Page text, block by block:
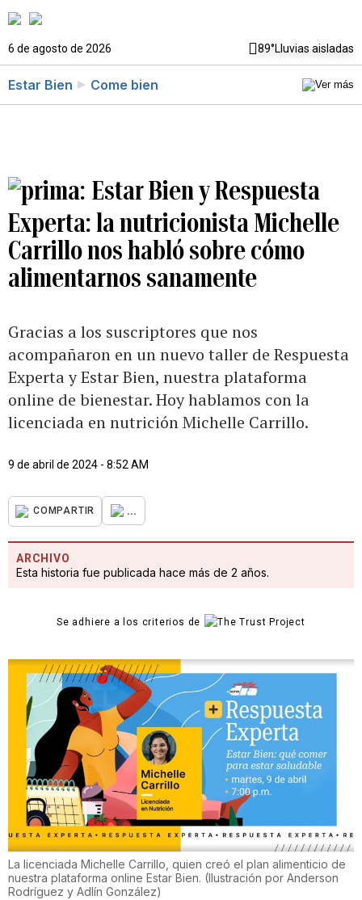
6 de agosto de 2026 89°Lluvias aisladas
Estar Bien Come bien
Estar Bien y Respuesta
Experta: la nutricionista Michelle
Carrillo nos habló sobre cómo
alimentarnos sanamente
Gracias a los suscriptores que nos
acompañaron en un nuevo taller de Respuesta
Experta y Estar Bien, nuestra plataforma
online de bienestar. Hoy hablamos con la
licenciada en nutrición Michelle Carrillo.
9 de abril de 2024 - 8:52 AM
COMPARTIR ...
ARCHIVO
Esta historia fue publicada hace más de 2 años.
Se adhiere a los criterios de
La licenciada Michelle Carrillo, quien creó el plan alimenticio de
nuestra plataforma online Estar Bien. (Ilustración por Anderson
Rodríguez y Adlín González)